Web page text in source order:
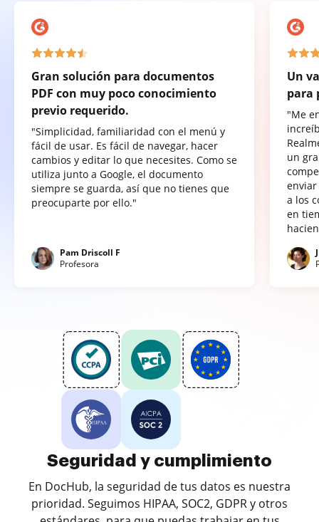
Gran solución para documentos
PDF con muy poco conocimiento
previo requerido.
"Simplicidad, familiaridad con el menú y
fácil de usar. Es fácil de navegar, hacer
cambios y editar lo que necesites. Como se
utiliza junto a Google, el documento
siempre se guarda, así que no tienes que
preocuparte por ello."
Pam Driscoll F
Profesora
Un
para
"Me
un
a los
en
Seguridad y cumplimiento
En DocHub, la seguridad de tus datos es nuestra
prioridad. Seguimos HIPAA, SOC2, GDPR y otros